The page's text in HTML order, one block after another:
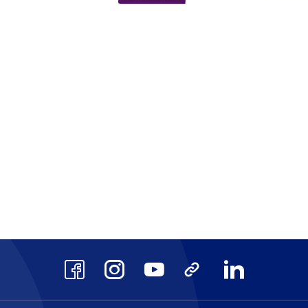
FacebookInstagramYoutube TikTok LinkedIn